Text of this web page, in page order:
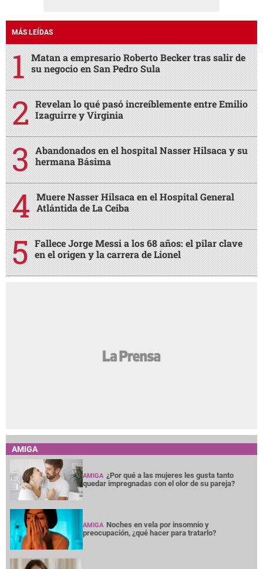
MÁS LEÍDAS
Matan a empresario Roberto Becker tras salir de
su negocio en San Pedro Sula
Revelan lo qué pasó increíblemente entre Emilio
Izaguirre y Virginia
Abandonados en el hospital Nasser Hilsaca y su
hermana Básima
Muere Nasser Hilsaca en el Hospital General
Atlántida de La Ceiba
Fallece Jorge Messi a los 68 años: el pilar clave
en el origen y la carrera de Lionel
AMIGA
AMIGA ¿Por qué a las mujeres les gusta tanto
quedar impregnadas con el olor de su pareja?
AMIGA Noches en vela por insomnio y
preocupación, ¿qué hacer para tratarlo?